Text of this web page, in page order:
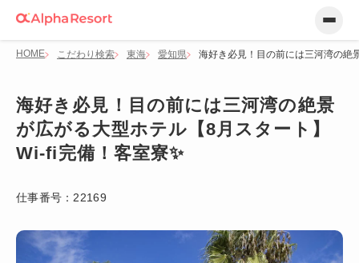
HOME こだわり検索 東海 愛知県 海好き必見！目の前には三河湾の絶
海好き必見！目の前には三河湾の絶景
が広がる大型ホテル【8月スタート】
Wi-fi完備！客室寮✨
仕事番号： 22169